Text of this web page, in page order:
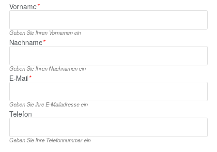
Vorname*
Geben Sie Ihren Vornamen ein
Nachname*
Geben Sie Ihren Nachnamen ein
E‑Mail*
Geben Sie ihre E‑Mailadresse ein
Telefon
Geben Sie Ihre Telefonnummer ein